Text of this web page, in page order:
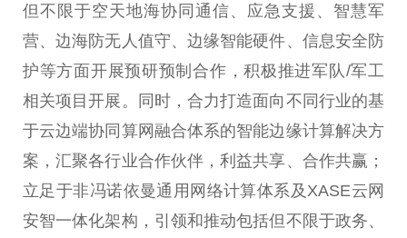
但不限于空天地海协同通信、应急支援、智慧军
营、边海防无人值守、边缘智能硬件、信息安全防
护等方面开展预研预制合作，积极推进军队/军工
相关项目开展。同时，合力打造面向不同行业的基
于云边端协同算网融合体系的智能边缘计算解决方
案，汇聚各行业合作伙伴，利益共享、合作共赢；
立足于非冯诺依曼通用网络计算体系及XASE云网
安智一体化架构，引领和推动包括但不限于政务、